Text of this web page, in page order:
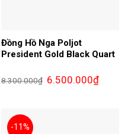
Đồng Hồ Nga Poljot
President Gold Black Quart
8.300.000₫ Giá
gốc
6.500.000₫Giá
hiện
-11%